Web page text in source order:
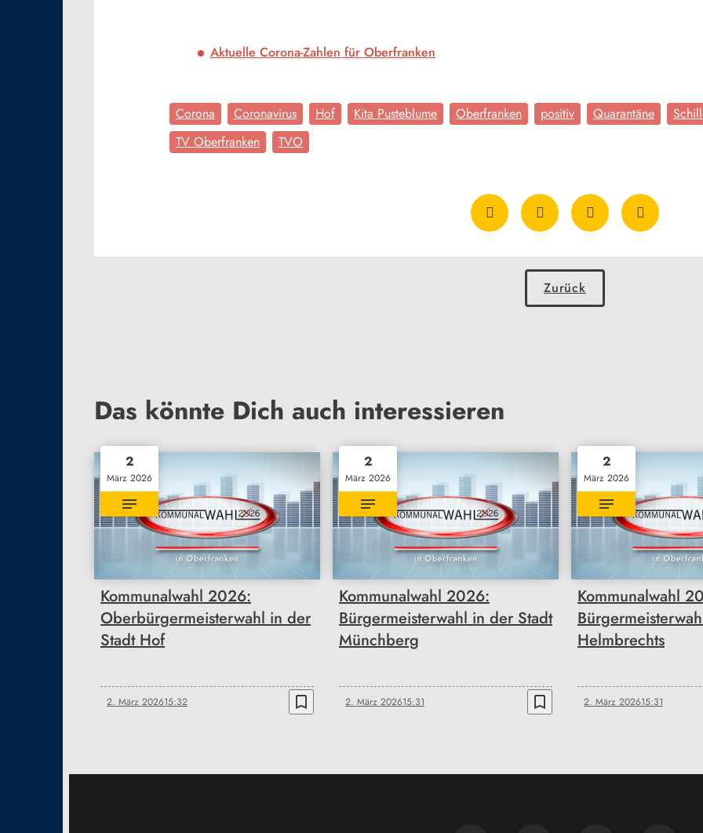
Aktuelle Corona-Zahlen für Oberfranken
Corona Coronavirus Hof Kita Pusteblume Oberfranken positiv Quarantäne
TV Oberfranken
TVO
Zurück
Das könnte Dich auch interessieren
2
März 2026
Kommunalwahl 2026:
Oberbürgermeisterwahl in der
Stadt Hof
2. März 202615:32 bookmark_border
2
März 2026
Kommunalwahl 2026:
Bürgermeisterwahl in der Stadt
Münchberg
2. März 202615:31 bookmark_border
2
März 2026
Kommunalwahl
Helmbrechts
2. März 202615:31